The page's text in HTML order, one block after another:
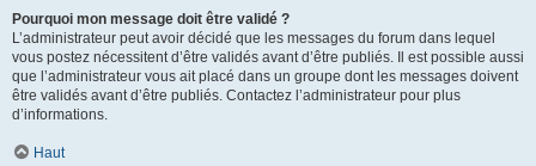
Pourquoi mon message doit être validé ?
L’administrateur peut avoir décidé que les messages du forum dans lequel
vous postez nécessitent d’être validés avant d’être publiés. Il est possible aussi
que l’administrateur vous ait placé dans un groupe dont les messages doivent
être validés avant d’être publiés. Contactez l’administrateur pour plus
d’informations.
Haut